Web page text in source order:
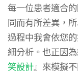
每一位患者適合
同而有所差異，
過程中我會依您
細分析。也正因
笑設計』來模擬